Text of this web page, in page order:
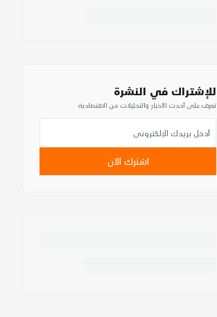
للإشتراك في النشرة
تعرف على أحدث الأخبار والتحليلات من الاقتصادية
اشترك الآن